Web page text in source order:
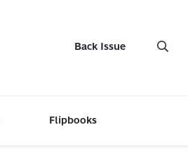
Back Issue
Flipbooks